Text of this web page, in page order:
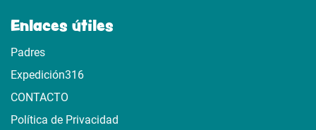
Enlaces útiles
Padres
Expedición316
CONTACTO
Política de Privacidad